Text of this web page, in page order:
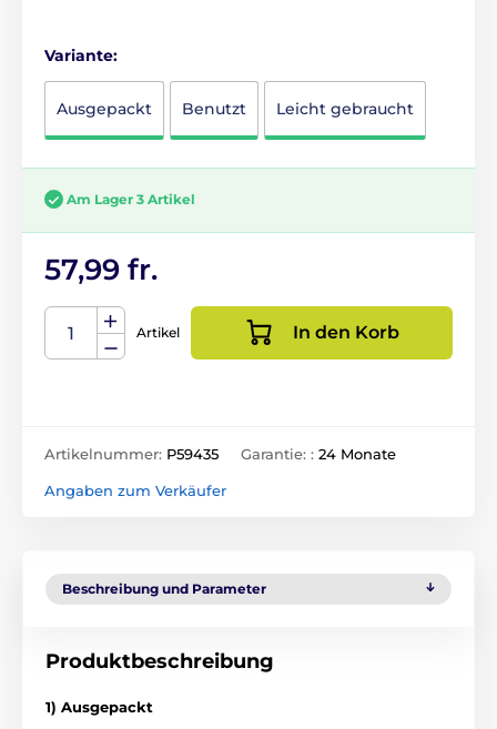
Variante:
Ausgepackt Benutzt Leicht gebraucht
Am Lager 3 Artikel
57,99 fr.
Artikel In den Korb
Artikelnummer: P59435 Garantie: : 24 Monate
Angaben zum Verkäufer
Beschreibung und Parameter
Produktbeschreibung
1) Ausgepackt